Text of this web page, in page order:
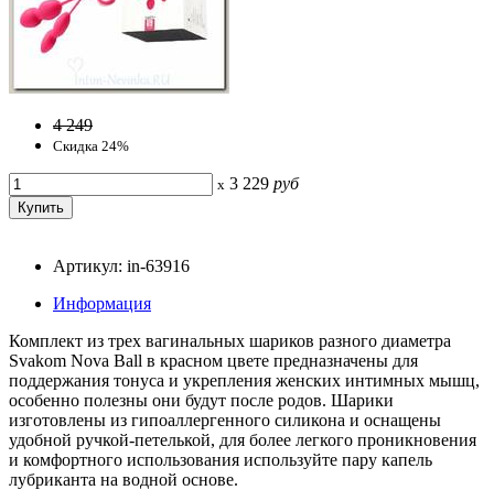
4 249
Скидка 24%
x 3 229 руб
Артикул: in-63916
Информация
Комплект из трех вагинальных шариков разного диаметра
Svakom Nova Ball в красном цвете предназначены для
поддержания тонуса и укрепления женских интимных мышц,
особенно полезны они будут после родов. Шарики
изготовлены из гипоаллергенного силикона и оснащены
удобной ручкой-петелькой, для более легкого проникновения
и комфортного использования используйте пару капель
лубриканта на водной основе.